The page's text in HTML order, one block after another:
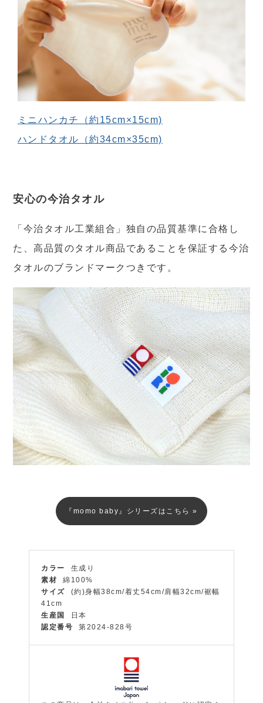
ミニハンカチ（約15cm×15cm)
ハンドタオル（約34cm×35cm)
安心の今治タオル
「今治タオル工業組合」独自の品質基準に合格し
た、高品質のタオル商品であることを保証する今治
タオルのブランドマークつきです。
『momo baby』シリーズはこちら »
カラー
生成り
素材
綿100%
サイズ
(約)身幅38cm/着丈54cm/肩幅32cm/裾幅
41cm
生産国
日本
認定番号
第2024-828号